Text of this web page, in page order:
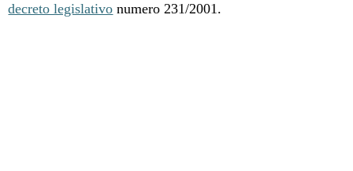
decreto legislativo numero 231/2001.